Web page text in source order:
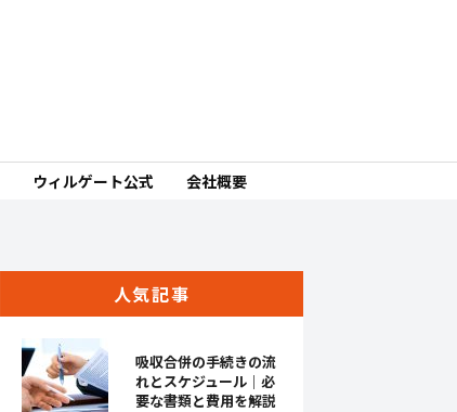
ウィルゲート公式 会社概要
人気記事
吸収合併の手続きの流
れとスケジュール｜必
要な書類と費用を解説